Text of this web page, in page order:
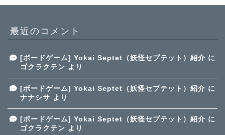
最近のコメント
[ボードゲーム] Yokai Septet（妖怪セプテット）紹介 に
ゴクラクテン より
[ボードゲーム] Yokai Septet（妖怪セプテット）紹介 に
ナナシサ より
[ボードゲーム] Yokai Septet（妖怪セプテット）紹介 に
ゴクラクテン より